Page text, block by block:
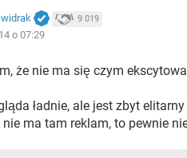
9 019
o 07:29
że nie ma się czym
ładnie, ale jest zbyt
ma tam reklam, to pewnie